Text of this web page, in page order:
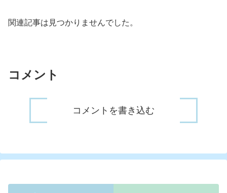
関連記事は見つかりませんでした。
コメント
コメントを書き込む